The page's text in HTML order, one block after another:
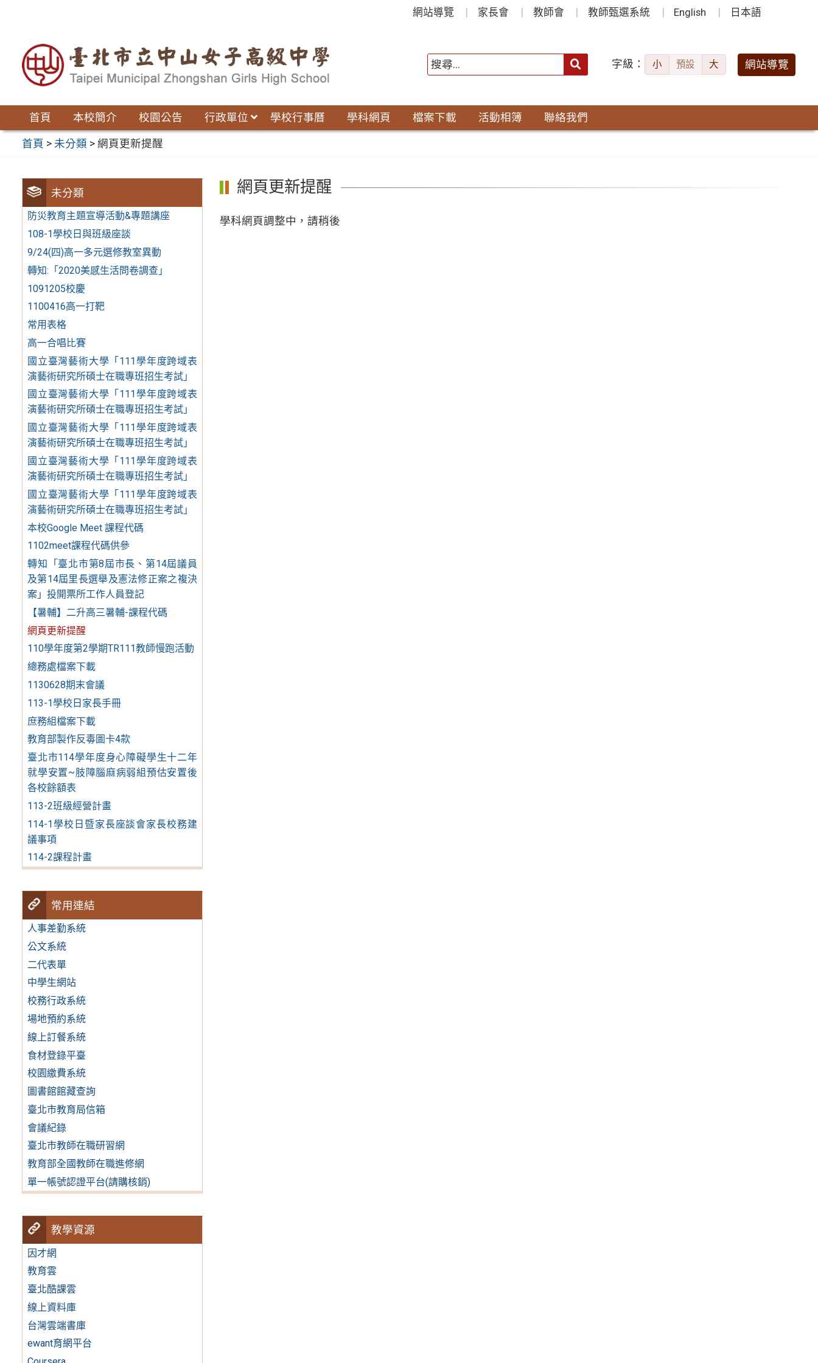
網站導覽 家長會 教師會 教師甄選系統 English 日本語
字級： 小 預設 大 網站導覽
首頁 本校簡介 校園公告 行政單位 學校行事曆 學科網頁 檔案下載 活動相簿 聯絡我們
首頁 >未分類 > 網頁更新提醒
未分類
防災教育主題宣導活動&專題講座
108-1學校日與班級座談
9/24(四)高一多元選修教室異動
轉知:「2020美感生活問卷調查」
1091205校慶
1100416高一打靶
常用表格
高一合唱比賽
國立臺灣藝術大學「111學年度跨域表
演藝術研究所碩士在職專班招生考試」
國立臺灣藝術大學「111學年度跨域表
演藝術研究所碩士在職專班招生考試」
國立臺灣藝術大學「111學年度跨域表
演藝術研究所碩士在職專班招生考試」
國立臺灣藝術大學「111學年度跨域表
演藝術研究所碩士在職專班招生考試」
國立臺灣藝術大學「111學年度跨域表
演藝術研究所碩士在職專班招生考試」
本校Google Meet 課程代碼
1102meet課程代碼供參
轉知「臺北市第8屆市長、第14屆議員
及第14屆里長選舉及憲法修正案之複決
案」投開票所工作人員登記
【暑輔】二升高三暑輔-課程代碼
網頁更新提醒
110學年度第2學期TR111教師慢跑活動
總務處檔案下載
1130628期末會議
113-1學校日家長手冊
庶務組檔案下載
教育部製作反毒圖卡4款
臺北市114學年度身心障礙學生十二年
就學安置~肢障腦麻病弱組預估安置後
各校餘額表
113-2班級經營計畫
114-1學校日暨家長座談會家長校務建
議事項
114-2課程計畫
常用連結
人事差勤系統
公文系統
二代表單
中學生網站
校務行政系統
場地預約系統
線上訂餐系統
食材登錄平臺
校園繳費系統
圖書館館藏查詢
臺北市教育局信箱
會議紀錄
臺北市教師在職研習網
教育部全國教師在職進修網
單一帳號認證平台(請購核銷)
教學資源
因才網
教育雲
臺北酷課雲
線上資料庫
台灣雲端書庫
ewant育網平台
網頁更新提醒
學科網頁調整中，請稍後